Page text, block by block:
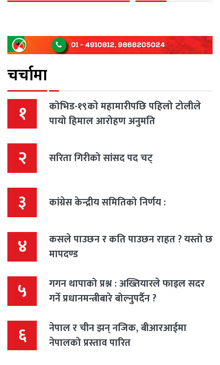
चर्चामा
१
कोभिड-१९काे महामारीपछि पहिलो टोलीले
पायो हिमाल आरोहण अनुमति
२ सरिता गिरीको सांसद पद चट्
३ कांग्रेस केन्द्रीय समितिको निर्णय :
४
कसले पाउछन र कति पाउछन राहत ? यस्तो छ
मापदण्ड
५
गगन थापाको प्रश्न : अख्तियारले फाइल सदर
गर्ने प्रधानमन्त्रीबारे बोल्नुपर्दैन ?
६
नेपाल र चीन झन् नजिक, बीआरआईमा
नेपालको प्रस्ताव पारित